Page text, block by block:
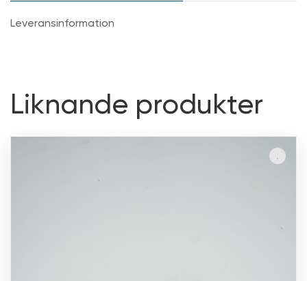
Leveransinformation
Liknande produkter